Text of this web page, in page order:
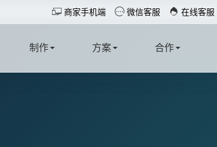
 商家手机端  微信客服  在线客服
制作 方案 合作